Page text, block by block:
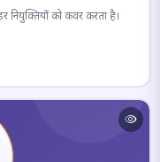
नियुक्तियों को कवर करता है।